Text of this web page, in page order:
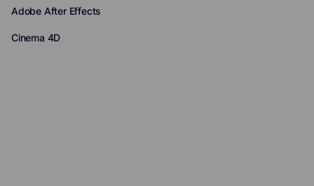
Adobe After Effects
Cinema 4D